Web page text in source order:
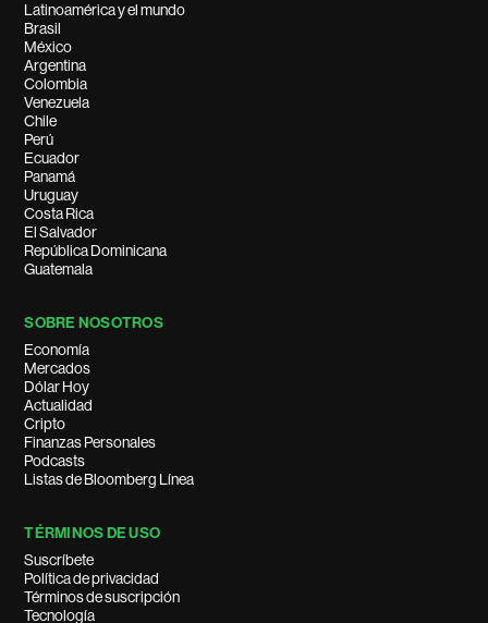
Latinoamérica y el mundo
Brasil
México
Argentina
Colombia
Venezuela
Chile
Perú
Ecuador
Panamá
Uruguay
Costa Rica
El Salvador
República Dominicana
Guatemala
SOBRE NOSOTROS
Economía
Mercados
Dólar Hoy
Actualidad
Cripto
Finanzas Personales
Podcasts
Listas de Bloomberg Línea
TÉRMINOS DE USO
Suscríbete
Política de privacidad
Términos de suscripción
Tecnología